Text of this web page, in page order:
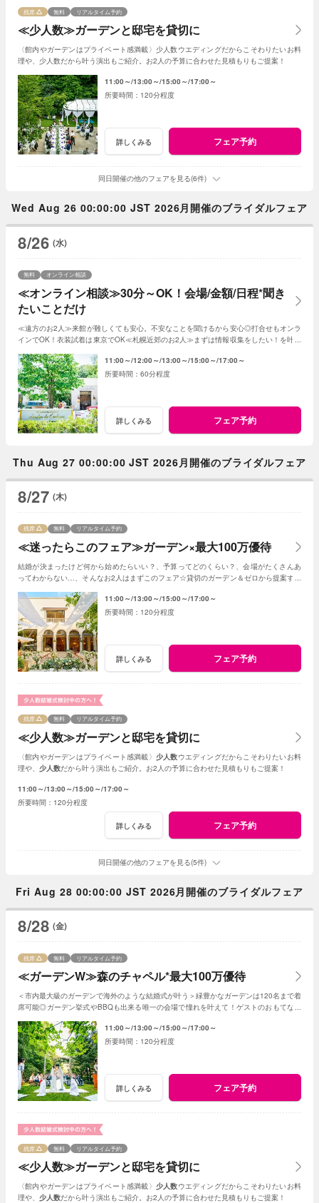
≪少人数≫ガーデンと邸宅を貸切に
残席 無料 リアルタイム予約
〈館内やガーデンはプライベート感満載〉少人数ウエディングだからこそわりたいお料
理や、少人数だから叶う演出もご紹介。お2人の予算に合わせた見積もりもご提案！
11:00～ 13:00～ 15:00～ 17:00～
120分程度
詳しくみる フェア予約
同日開催の他のフェアを見る(6件)
Wed Aug 26 00:00:00 JST 2026月開催のブライダルフェア
8/26 (水)
≪オンライン相談≫30分～OK！会場/金額/日程*聞き
たいことだけ
無料 オンライン相談
≪遠方のお2人≫来館が難しくても安心。不安なことを聞けるから安心◎打合せもオンラ
インでOK！衣装試着は東京でOK≪札幌近郊のお2人≫まずは情報収集をしたい！を叶え
11:00～ 12:00～ 13:00～ 15:00～ 17:00～
60分程度
詳しくみる フェア予約
Thu Aug 27 00:00:00 JST 2026月開催のブライダルフェア
8/27 (木)
≪迷ったらこのフェア≫ガーデン×最大100万優待
残席 無料 リアルタイム予約
結婚が決まったけど何から始めたらいい？、予算ってどのくらい？、会場がたくさんあ
ってわからない…、そんなお2人はまずこのフェア☆貸切のガーデン＆ゼロから提案する
11:00～ 13:00～ 15:00～ 17:00～
120分程度
詳しくみる フェア予約
≪少人数≫ガーデンと邸宅を貸切に
残席 無料 リアルタイム予約
〈館内やガーデンはプライベート感満載〉 少人数ウエディングだからこそわりたいお料
理や、 少人数だから叶う演出もご紹介。お2人の予算に合わせた見積もりもご提案！
11:00～ 13:00～ 15:00～ 17:00～
120分程度
詳しくみる フェア予約
同日開催の他のフェアを見る(5件)
Fri Aug 28 00:00:00 JST 2026月開催のブライダルフェア
8/28 (金)
≪ガーデンW≫森のチャペル*最大100万優待
残席 無料 リアルタイム予約
＜市内最大級のガーデンで海外のような結婚式が叶う＞緑豊かなガーデンは120名まで着
席可能◎ガーデン挙式やBBQも出来る唯一の会場で憧れを叶えて！ゲストのおもてなし
11:00～ 13:00～ 15:00～ 17:00～
120分程度
詳しくみる フェア予約
≪少人数≫ガーデンと邸宅を貸切に
残席 無料 リアルタイム予約
〈館内やガーデンはプライベート感満載〉 少人数ウエディングだからこそわりたいお料
理や、 少人数だから叶う演出もご紹介。お2人の予算に合わせた見積もりもご提案！